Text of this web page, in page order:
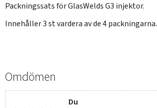
Packningssats för GlasWelds G3 injektor.
Innehåller 3 st vardera av de 4 packningarna.
Omdömen
Du